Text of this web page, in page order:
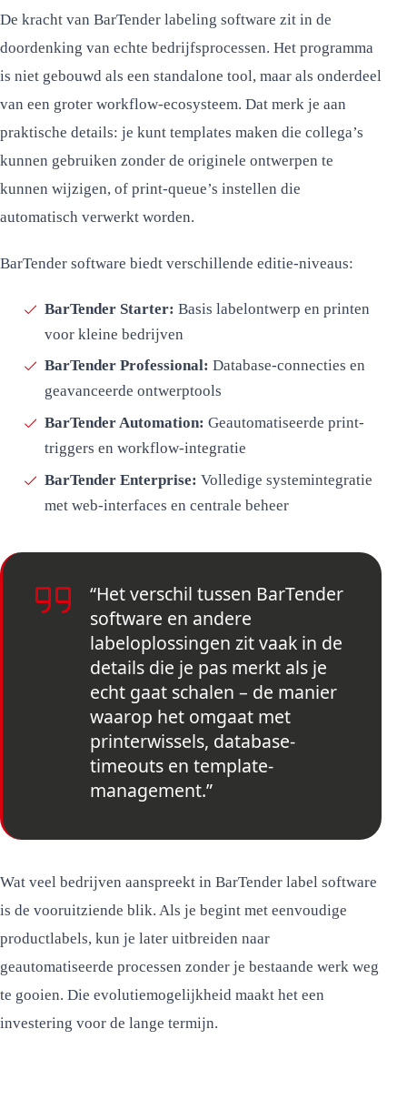
De kracht van BarTender labeling software zit in de
doordenking van echte bedrijfsprocessen. Het programma
is niet gebouwd als een standalone tool, maar als onderdeel
van een groter workflow-ecosysteem. Dat merk je aan
praktische details: je kunt templates maken die collega’s
kunnen gebruiken zonder de originele ontwerpen te
kunnen wijzigen, of print-queue’s instellen die
automatisch verwerkt worden.
BarTender software biedt verschillende editie-niveaus:
BarTender Starter: Basis labelontwerp en printen
voor kleine bedrijven
BarTender Professional: Database-connecties en
geavanceerde ontwerptools
BarTender Automation: Geautomatiseerde print-
triggers en workflow-integratie
BarTender Enterprise: Volledige systemintegratie
met web-interfaces en centrale beheer
“Het verschil tussen BarTender
software en andere
labeloplossingen zit vaak in de
details die je pas merkt als je
echt gaat schalen – de manier
waarop het omgaat met
printerwissels, database-
timeouts en template-
management.”
Wat veel bedrijven aanspreekt in BarTender label software
is de vooruitziende blik. Als je begint met eenvoudige
productlabels, kun je later uitbreiden naar
geautomatiseerde processen zonder je bestaande werk weg
te gooien. Die evolutiemogelijkheid maakt het een
investering voor de lange termijn.